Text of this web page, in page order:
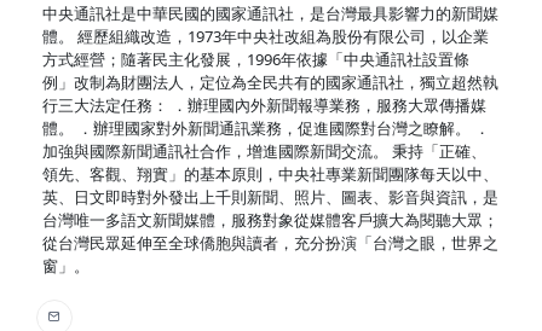
中央通訊社是中華民國的國家通訊社，是台灣最具影響力的新聞媒
體。 經歷組織改造，1973年中央社改組為股份有限公司，以企業
方式經營；隨著民主化發展，1996年依據「中央通訊社設置條
例」改制為財團法人，定位為全民共有的國家通訊社，獨立超然執
行三大法定任務： ．辦理國內外新聞報導業務，服務大眾傳播媒
體。 ．辦理國家對外新聞通訊業務，促進國際對台灣之瞭解。 ．
加強與國際新聞通訊社合作，增進國際新聞交流。 秉持「正確、
領先、客觀、翔實」的基本原則，中央社專業新聞團隊每天以中、
英、日文即時對外發出上千則新聞、照片、圖表、影音與資訊，是
台灣唯一多語文新聞媒體，服務對象從媒體客戶擴大為閱聽大眾；
從台灣民眾延伸至全球僑胞與讀者，充分扮演「台灣之眼，世界之
窗」。